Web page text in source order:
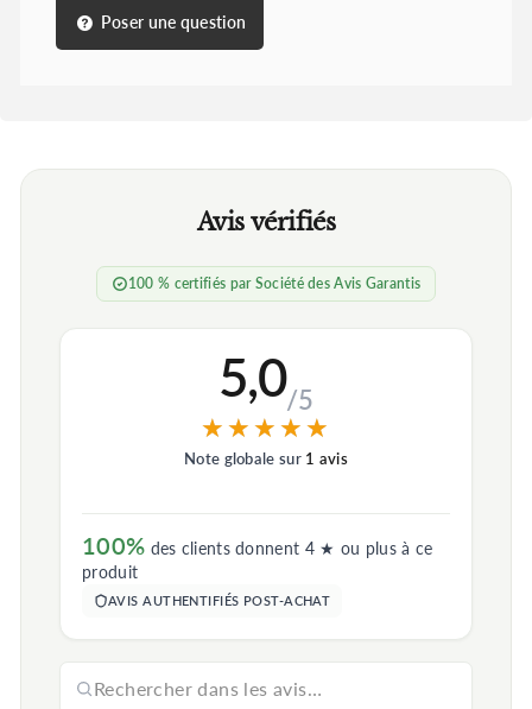
Poser une question
Avis vérifiés
100 % certifiés par Société des Avis Garantis
5,0/5
★★★★★
★★★★★
Note globale sur 1 avis
100% des clients donnent 4 ★ ou plus à ce
produit
AVIS AUTHENTIFIÉS POST-ACHAT